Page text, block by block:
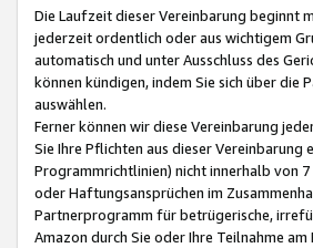
Die Laufzeit dieser Vereinbarung beginnt
jederzeit ordentlich oder aus wichtigem
automatisch und unter Ausschluss des
können kündigen, indem Sie sich über
auswählen.
Ferner können wir diese Vereinbarung
Sie Ihre Pflichten aus dieser
Programmrichtlinien) nicht innerhalb von
oder Haftungsansprüchen im
Partnerprogramm für betrügerische,
Amazon durch Sie oder Ihre Teilnahme